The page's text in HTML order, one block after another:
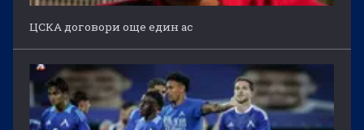
ЦСКА договори още един ас